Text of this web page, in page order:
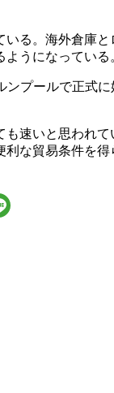
る。海外倉庫
うになっている
プールで正式
速いと思われ
な貿易条件を